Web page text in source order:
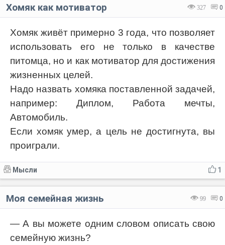
327 0
Хомяк как мотиватор
Хомяк живёт примерно 3 года, что позволяет
использовать его не только в качестве
питомца, но и как мотиватор для достижения
жизненных целей.
Надо назвать хомяка поставленной задачей,
например: Диплом, Работа мечты,
Автомобиль.
Если хомяк умер, а цель не достигнута, вы
проиграли.
1
Мысли
99 0
Моя семейная жизнь
— А вы можете одним словом описать свою
семейную жизнь?